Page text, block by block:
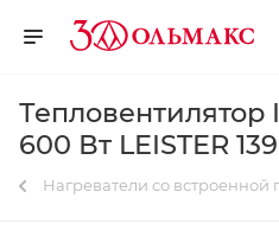
Тепловентилятор
600 Вт LEISTER
Нагреватели со встроенной